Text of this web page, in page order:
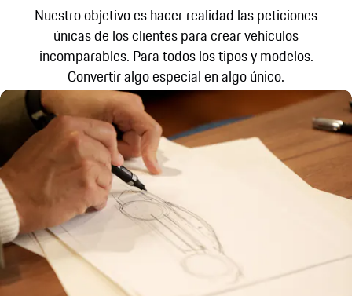
Nuestro objetivo es hacer realidad las peticiones
únicas de los clientes para crear vehículos
incomparables. Para todos los tipos y modelos.
Convertir algo especial en algo único.